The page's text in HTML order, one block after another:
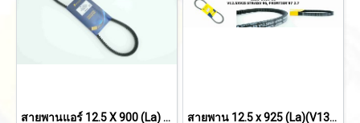
สายพานแอร์ 12.5 X 900 (La) MITSUBISHI STRADA L200 เครื่องยนต์ 2.5cc เครื่อง 4D56/ TRITON'05 2.5 สายพาน 12.5 x 925 (La)(V13x917) MITSUBISHI STRADA'96/ NISSAN FRONTIER'97 2.7